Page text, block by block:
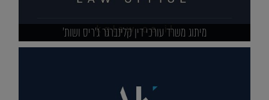
מיתוג משרד עורכי דין קלינברגר ג'ריס ושות'